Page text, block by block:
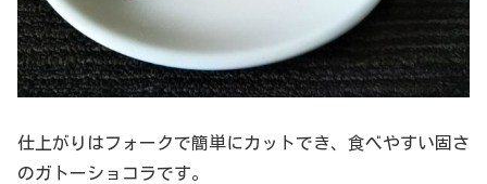
仕上がりはフォークで簡単にカットでき、食べやすい固さ
のガトーショコラです。